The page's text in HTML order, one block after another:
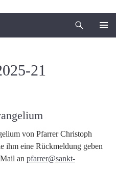
21
von Pfarrer Christoph
ihm eine Rückmeldung geben
an pfarrer@sankt-